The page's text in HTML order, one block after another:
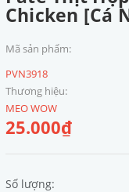
Chicken [Cá
Mã sản phẩm:
PVN3918
Thương hiệu:
MEO WOW
25.000₫
Số lượng: